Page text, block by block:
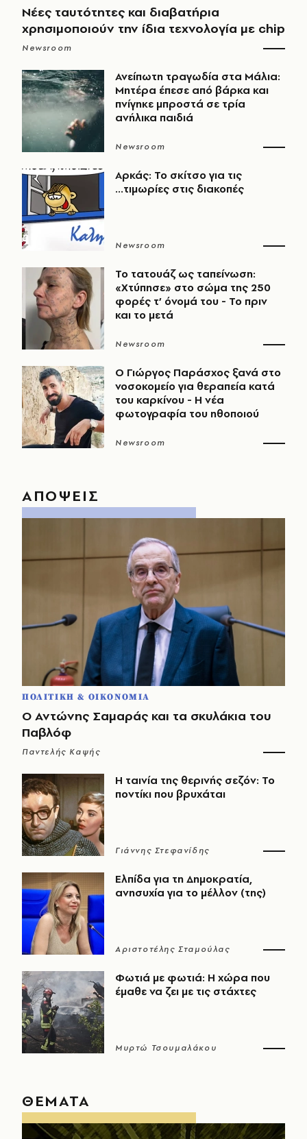
Νέες ταυτότητες και διαβατήρια
χρησιμοποιούν την ίδια τεχνολογία με chip
Newsroom
Ανείπωτη τραγωδία στα Μάλια:
Μητέρα έπεσε από βάρκα και
πνίγηκε μπροστά σε τρία
ανήλικα παιδιά
Newsroom
Αρκάς: Το σκίτσο για τις
...τιμωρίες στις διακοπές
Newsroom
Το τατουάζ ως ταπείνωση:
«Χτύπησε» στο σώμα της 250
φορές τ’ όνομά του - Το πριν
και το μετά
Newsroom
O Γιώργος Παράσχος ξανά στο
νοσοκομείο για θεραπεία κατά
του καρκίνου - Η νέα
φωτογραφία του ηθοποιού
Newsroom
ΑΠΟΨΕΙΣ
ΠΟΛΙΤΙΚΗ & ΟΙΚΟΝΟΜΙΑ
Ο Αντώνης Σαμαράς και τα σκυλάκια του
Παβλόφ
Παντελής Καψής
Η ταινία της θερινής σεζόν: Το
ποντίκι που βρυχάται
Γιάννης Στεφανίδης
Ελπίδα για τη Δημοκρατία,
ανησυχία για το μέλλον (της)
Αριστοτέλης Σταμούλας
Φωτιά με φωτιά: Η χώρα που
έμαθε να ζει με τις στάχτες
Μυρτώ Τσουμαλάκου
ΘΕΜΑΤΑ